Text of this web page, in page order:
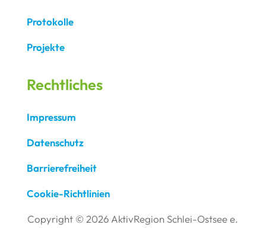
Protokolle
Projekte
Rechtliches
Impressum
Datenschutz
Barrierefreiheit
Cookie-Richtlinien
Copyright © 2026 AktivRegion Schlei-Ostsee e.